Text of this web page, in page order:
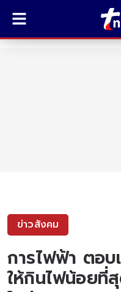
ข่าวสังคม
การไฟฟ้า ตอบ
ให้กินไฟน้อยที่